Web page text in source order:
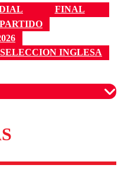
FINAL
SELECCION INGLESA
para garantizar un